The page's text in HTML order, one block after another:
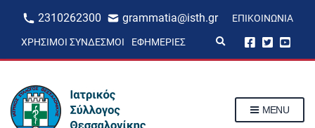
2310262300 grammatia@isth.gr ΕΠΙΚΟΙΝΩΝΊΑ
ΧΡΉΣΙΜΟΙ ΣΎΝΔΕΣΜΟΙ ΕΦΗΜΕΡΊΕΣ
p
MENU